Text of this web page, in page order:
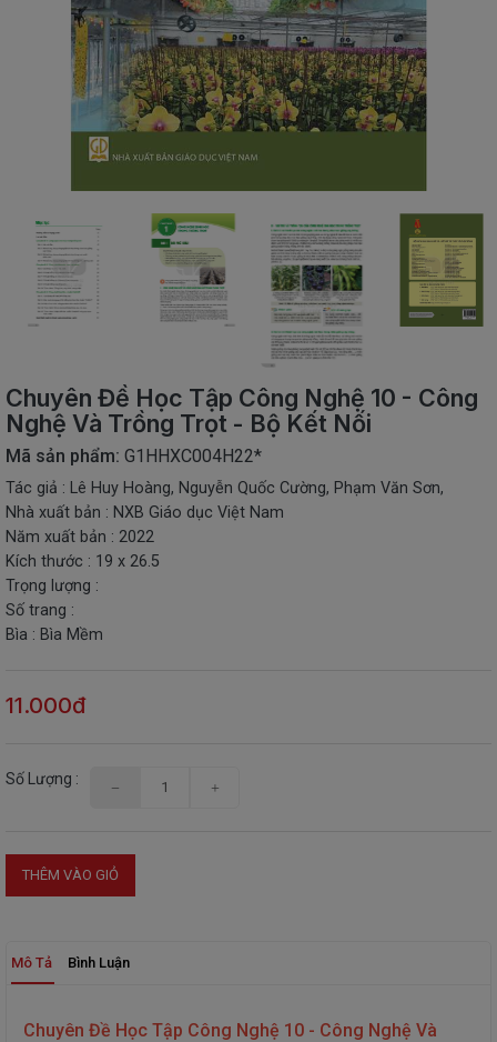
SÁCH
THIẾU
SÁCH
NGOẠI
VPP
-
ĐỒ
DÙNG
QUÀ
TẶNG
-
CHƠI
THIẾT
STEM
Chuyên Đề Học Tập Công Nghệ 10 - Công
Nghệ Và Trồng Trọt - Bộ Kết Nối
Mã sản phẩm: G1HHXC004H22*
Tác giả : Lê Huy Hoàng, Nguyễn Quốc Cường, Phạm Văn Sơn,
Nhà xuất bản : NXB Giáo dục Việt Nam
Năm xuất bản : 2022
Kích thước : 19 x 26.5
Trọng lượng :
Số trang :
Bìa : Bìa Mềm
11.000đ
Số Lượng :
THÊM VÀO GIỎ
Mô Tả Bình Luận
Chuyên Đề Học Tập Công Nghệ 10 - Công Nghệ Và